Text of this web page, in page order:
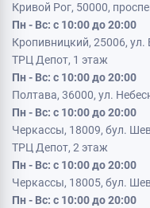
Кривой Рог, 50000,
Пн - Вс: с 10:00 до 20:00
Кропивницкий, 25006,
ТРЦ Депот, 1 этаж
Пн - Вс: с 10:00 до 20:00
Полтава, 36000, ул.
Пн - Вс: с 10:00 до 20:00
Черкассы, 18009, бул.
ТРЦ Депот, 2 этаж
Пн - Вс: с 10:00 до 20:00
Черкассы, 18005, бул.
Пн - Вс: с 10:00 до 20:00